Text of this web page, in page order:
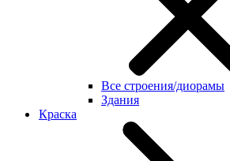
Все строения/диорамы
Здания
Краска